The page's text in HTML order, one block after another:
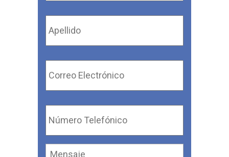
Apellido *
Correo
Electrónico
*
Número
Telefónico
Mensaje